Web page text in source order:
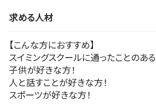
求める人材
【こんな方におすすめ】
スイミングスクールに通ったことのある
子供が好きな方！
人と話すことが好きな方！
スポーツが好きな方！